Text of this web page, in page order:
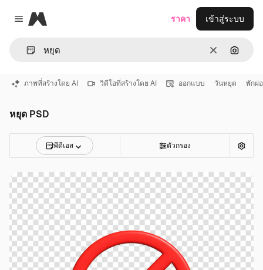
Close menu
Magnific
ชัดเจนค้นหา
ราคา เข้าสู่ระบบ
ภาพที่สร้างโดย AI วิดีโอที่สร้างโดย AI ออกแบบ วันหยุด พักผ่
หยุด PSD
พีดีเอส ตัวกรอง